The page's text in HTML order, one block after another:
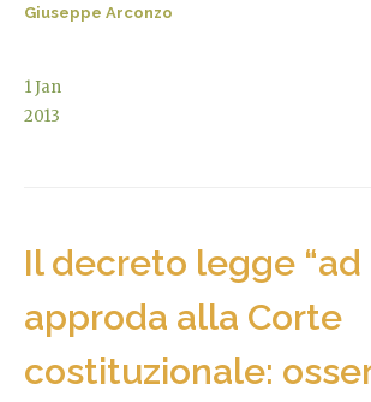
Giuseppe Arconzo
1Jan
2013
Il decreto legge “ad
approda alla Corte
costituzionale: